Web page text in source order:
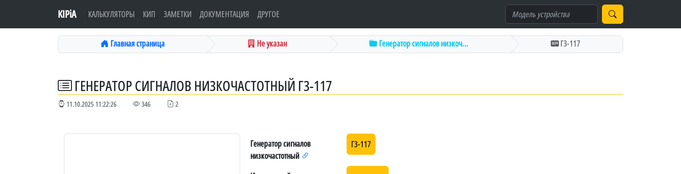
KIPiA КАЛЬКУЛЯТОРЫ КИП ЗАМЕТКИ ДОКУМЕНТАЦИЯ ДРУГОЕ
Главная страница Не указан Генератор сигналов низкоч... Г3-117
ГЕНЕРАТОР СИГНАЛОВ НИЗКОЧАСТОТНЫЙ Г3-117
11.10.2025 11:22:26 346 2
Генератор сигналов
низкочастотный
Г3-117